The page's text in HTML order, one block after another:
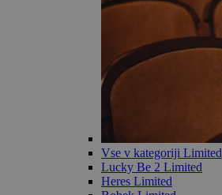
Vse v kategoriji Limited
Lucky Be 2 Limited
Heres Limited